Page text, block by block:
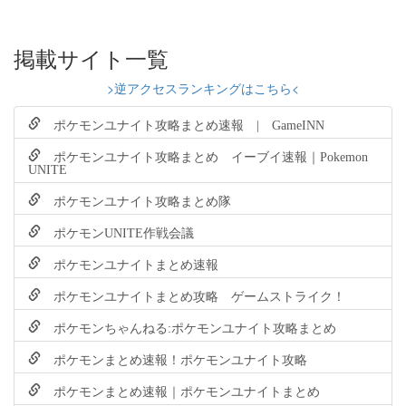
掲載サイト一覧
>逆アクセスランキングはこちら<
ポケモンユナイト攻略まとめ速報 | GameINN
ポケモンユナイト攻略まとめ イーブイ速報｜Pokemon
UNITE
ポケモンユナイト攻略まとめ隊
ポケモンUNITE作戦会議
ポケモンユナイトまとめ速報
ポケモンユナイトまとめ攻略 ゲームストライク！
ポケモンちゃんねる:ポケモンユナイト攻略まとめ
ポケモンまとめ速報！ポケモンユナイト攻略
ポケモンまとめ速報｜ポケモンユナイトまとめ